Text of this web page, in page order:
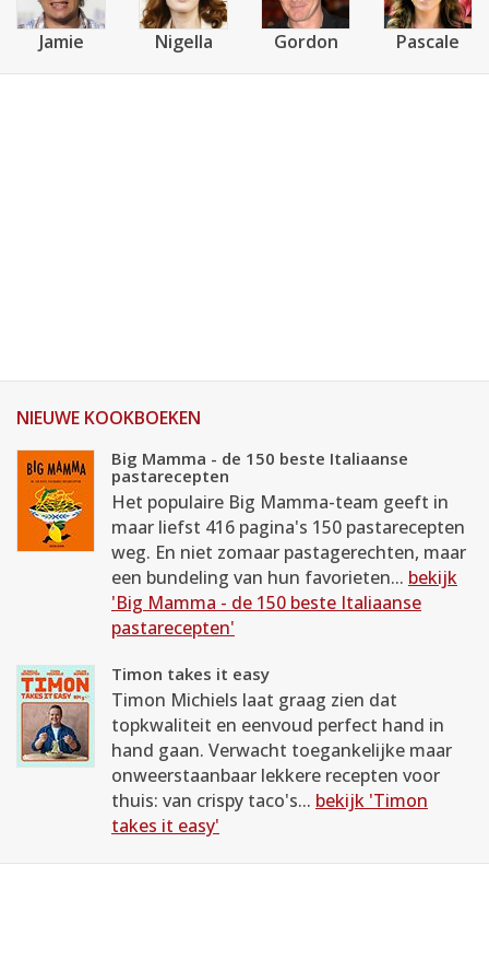
Jamie Nigella Gordon Pascale
NIEUWE KOOKBOEKEN
Big Mamma - de 150 beste Italiaanse
pastarecepten
Het populaire Big Mamma-team geeft in
maar liefst 416 pagina's 150 pastarecepten
weg. En niet zomaar pastagerechten, maar
een bundeling van hun favorieten... bekijk
'Big Mamma - de 150 beste Italiaanse
pastarecepten'
Timon takes it easy
Timon Michiels laat graag zien dat
topkwaliteit en eenvoud perfect hand in
hand gaan. Verwacht toegankelijke maar
onweerstaanbaar lekkere recepten voor
thuis: van crispy taco's... bekijk 'Timon
takes it easy'